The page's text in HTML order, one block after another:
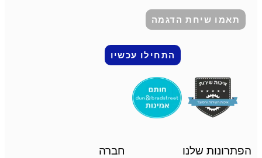
תאמו שיחת הדגמה
התחילו עכשיו
הפתרונות שלנו חברה